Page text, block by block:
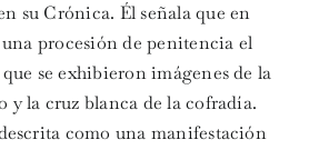
su Crónica. Él señala que en
una procesión de penitencia el
se exhibieron imágenes de la
y la cruz blanca de la cofradía.
como una manifestación